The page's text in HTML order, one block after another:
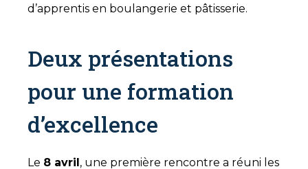
d’apprentis en boulangerie et pâtisserie.
Deux présentations
pour une formation
d’excellence
Le 8 avril, une première rencontre a réuni les